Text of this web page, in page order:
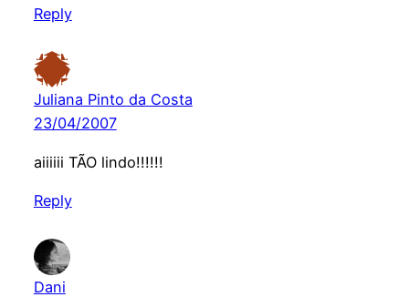
Reply
Juliana Pinto da Costa
23/04/2007
aiiiiii TÃO lindo!!!!!!
Reply
Dani